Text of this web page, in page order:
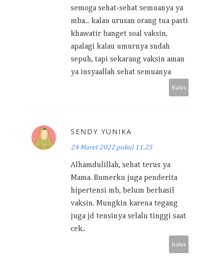
semoga sehat-sehat semuanya ya
mba... kalau urusan orang tua pasti
khawatir banget soal vaksin,
apalagi kalau umurnya sudah
sepuh, tapi sekarang vaksin aman
ya insyaallah sehat semuanya
Balas
SENDY YUNIKA
24 Maret 2022 pukul 11.25
Alhamdulillah, sehat terus ya
Mama. Bumerku juga penderita
hipertensi mb, belum berhasil
vaksin. Mungkin karena tegang
juga jd tensinya selalu tinggi saat
cek..
Balas